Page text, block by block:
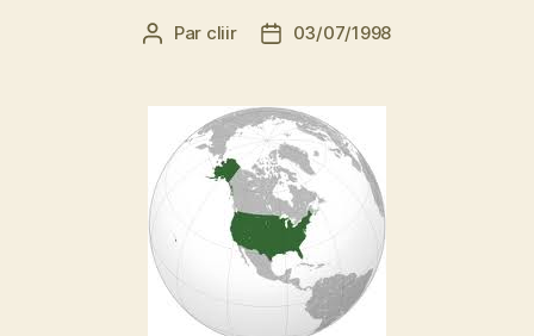
Auteur
Par cliir
Date03/07/1998